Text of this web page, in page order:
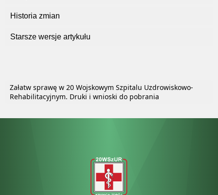
Historia zmian
Starsze wersje artykułu
Załatw sprawę w 20 Wojskowym Szpitalu Uzdrowiskowo-
Rehabilitacyjnym. Druki i wnioski do pobrania